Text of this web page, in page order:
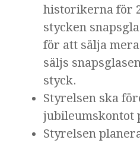
historikerna för
stycken
för att sälja
säljs
styck.
Styrelsen ska
jubileumskontot
Styrelsen